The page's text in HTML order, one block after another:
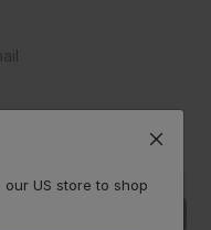
US store to shop